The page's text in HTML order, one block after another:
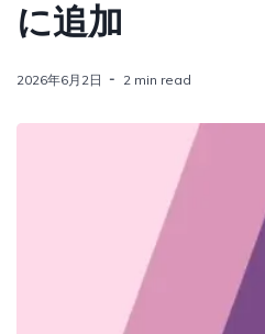
に追加
2026年6月2日 2 min read